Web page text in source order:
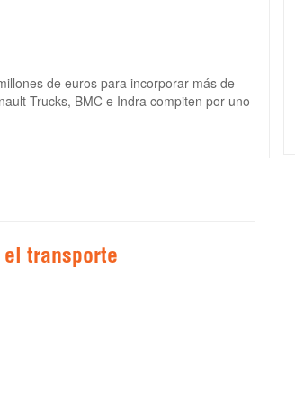
de euros para incorporar más de
Trucks, BMC e Indra compiten por uno
transporte